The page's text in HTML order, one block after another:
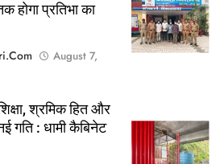
होगा प्रतिभा का
August 7,
श्रमिक हित और
गति : धामी कैबिनेट